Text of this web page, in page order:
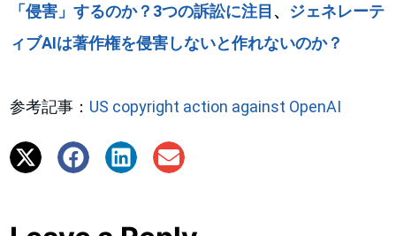
「侵害」するのか？3つの訴訟に注目、 ジェネレーテ
ィブAIは著作権を侵害しないと作れないのか？
参考記事： US copyright action against OpenAI